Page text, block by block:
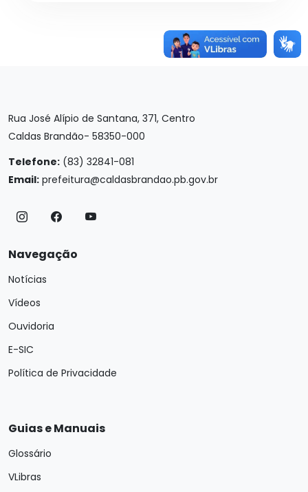
Rua José Alípio de Santana, 371, Centro
Caldas Brandão- 58350-000
Telefone: (83) 32841-081
Email: prefeitura@caldasbrandao.pb.gov.br
Navegação
Notícias
Vídeos
Ouvidoria
E-SIC
Política de Privacidade
Guias e Manuais
Glossário
VLibras